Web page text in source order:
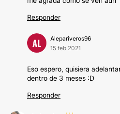
Responder
AL
Alepariveros96
15 feb 2021
Eso espero, quisiera
dentro de 3 meses :D
Responder